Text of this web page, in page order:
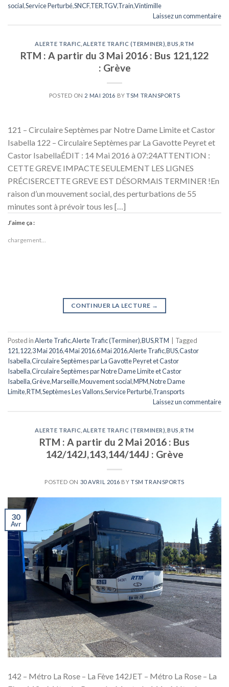
social,Service Perturbé,SNCF,TER,TGV,Train,Vintimille
Laissez un commentaire
ALERTE TRAFIC ALERTE TRAFIC (TERMINER) BUS ,RTM
RTM : A partir du 3 Mai 2016 : Bus 121,122
: Grève
POSTED ON 2 MAI 2016 BYTSM TRANSPORTS
121 – Circulaire Septèmes par Notre Dame Limite et Castor
Isabella 122 – Circulaire Septèmes par La Gavotte Peyret et
Castor IsabellaÉDIT : 14 Mai 2016 à 07:24ATTENTION :
CETTE GREVE IMPACTE SEULEMENT LES LIGNES
PRÉCISERCETTE GREVE EST DÉSORMAIS TERMINER !En
raison d’un mouvement social, des perturbations de 55
minutes sont à prévoir tous les […]
J’aime ça :
chargement…
CONTINUER LA LECTURE →
Posted inAlerte Trafic,Alerte Trafic (Terminer),BUS,RTM
Tagged
121,122,3 Mai 2016,4 Mai 2016,6 Mai 2016,Alerte Trafic,BUS,Castor
Isabella,Circulaire Septèmes par La Gavotte Peyret et Castor
Isabella,Circulaire Septèmes par Notre Dame Limite et Castor
Isabella,Grève,Marseille,Mouvement social,MPM,Notre Dame
Limite,RTM,Septèmes Les Vallons,Service Perturbé,Transports
Laissez un commentaire
ALERTE TRAFIC ALERTE TRAFIC (TERMINER) BUS ,RTM
RTM : A partir du 2 Mai 2016 : Bus
142/142J,143,144/144J : Grève
POSTED ON 30 AVRIL 2016 BYTSM TRANSPORTS
30
Avr
142 – Métro La Rose – La Fève 142JET – Métro La Rose – La